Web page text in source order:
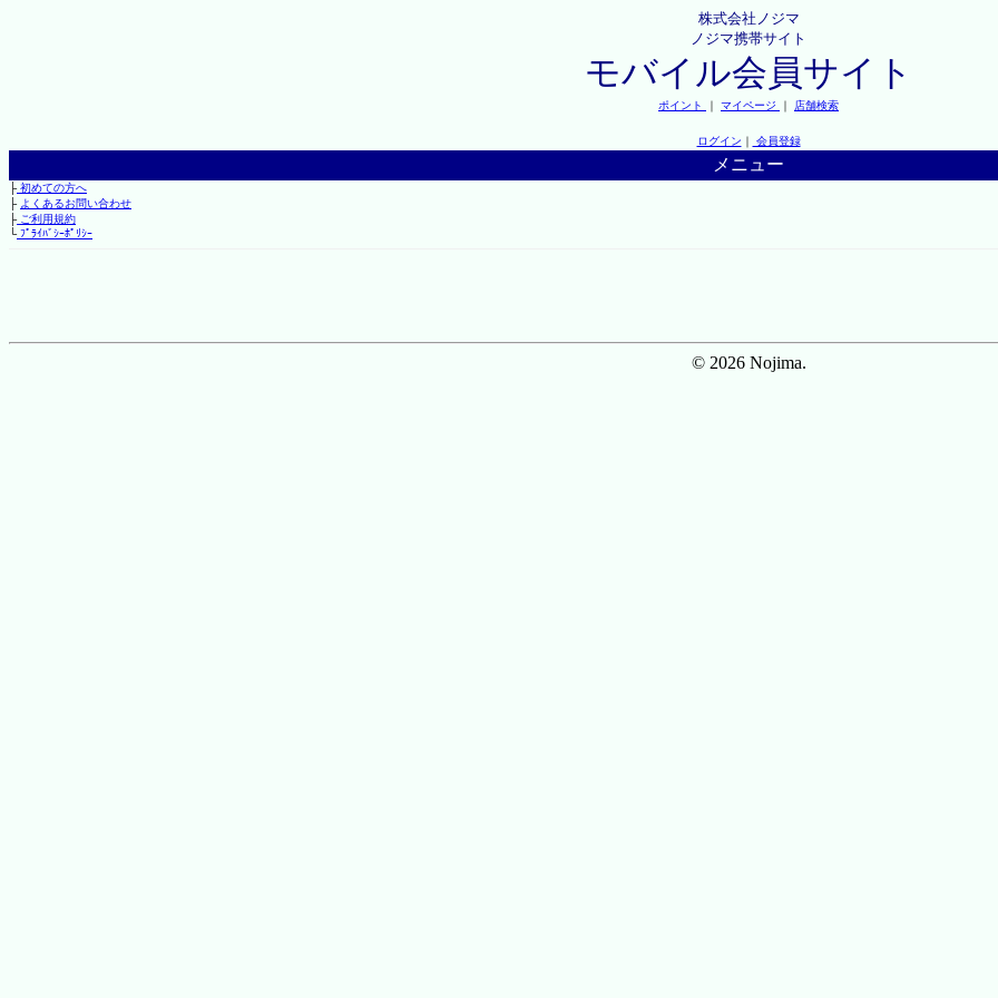
株式会社ノジマ
ノジマ携帯サイト
モバイル会員サイト
ポイント ｜ マイページ ｜ 店舗検索
ログイン ｜ 会員登録
メニュー
├初めての方へ
├ よくあるお問い合わせ
├ご利用規約
└ﾌﾟﾗｲﾊﾞｼｰﾎﾟﾘｼｰ
© 2026 Nojima.